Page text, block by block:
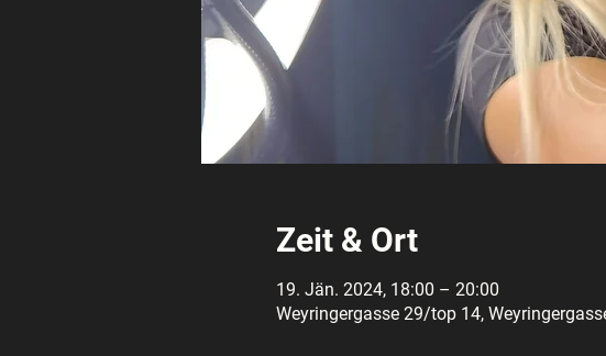
Zeit & Ort
19. Jän. 2024, 18:00 – 20:00
Weyringergasse 29/top 14,